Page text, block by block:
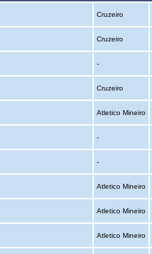
Cruzeiro
Cruzeiro
-
Cruzeiro
Atletico Mineiro
-
-
Atletico Mineiro
Atletico Mineiro
Atletico Mineiro